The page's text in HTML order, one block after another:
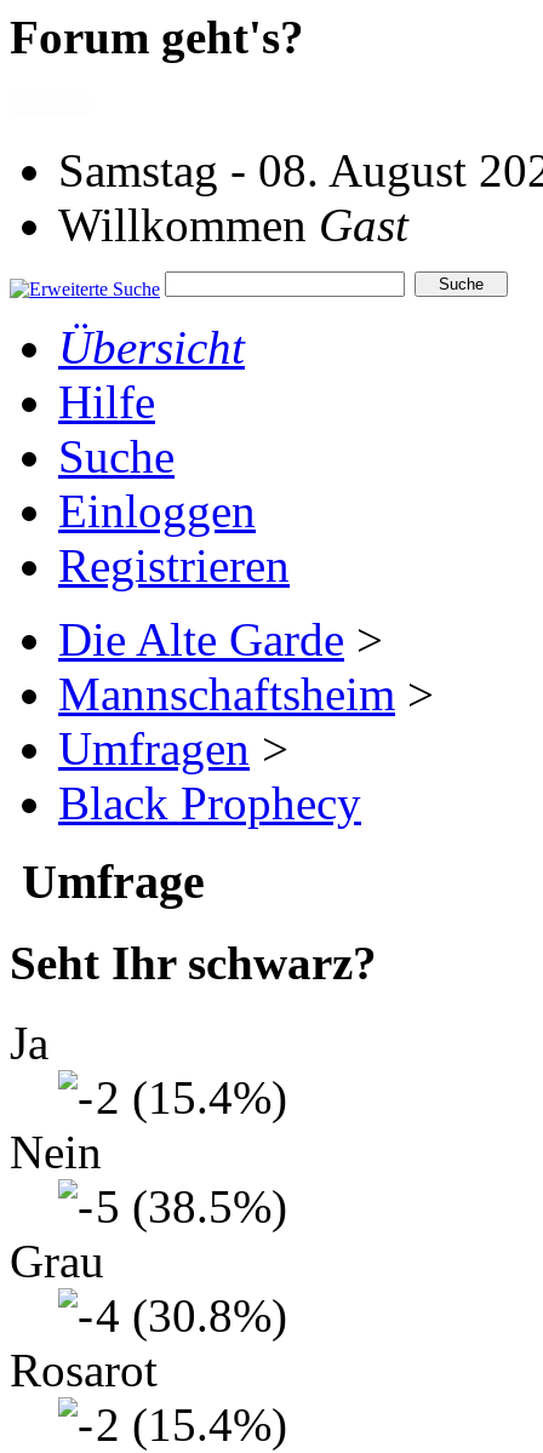
Forum geht's?
Samstag - 08. August
Willkommen Gast
Übersicht
Hilfe
Suche
Einloggen
Registrieren
Die Alte Garde >
Mannschaftsheim >
Umfragen >
Black Prophecy
Umfrage
Seht Ihr schwarz?
Ja
2 (15.4%)
Nein
5 (38.5%)
Grau
4 (30.8%)
Rosarot
2 (15.4%)